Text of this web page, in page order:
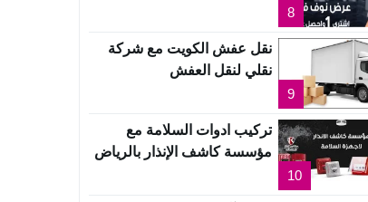
8
9
نقل عفش الكويت مع شركة
نقلي لنقل العفش
10
تركيب ادوات السلامة مع
مؤسسة كاشف الإنذار بالرياض